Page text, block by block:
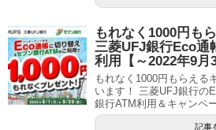
もれなく1000円も
三菱UFJ銀行Eco通
利用【～2022年9月
もれなく1000円もらえる
います！ 三菱UFJ銀行の
銀行ATM利用＆キャンペ
記事